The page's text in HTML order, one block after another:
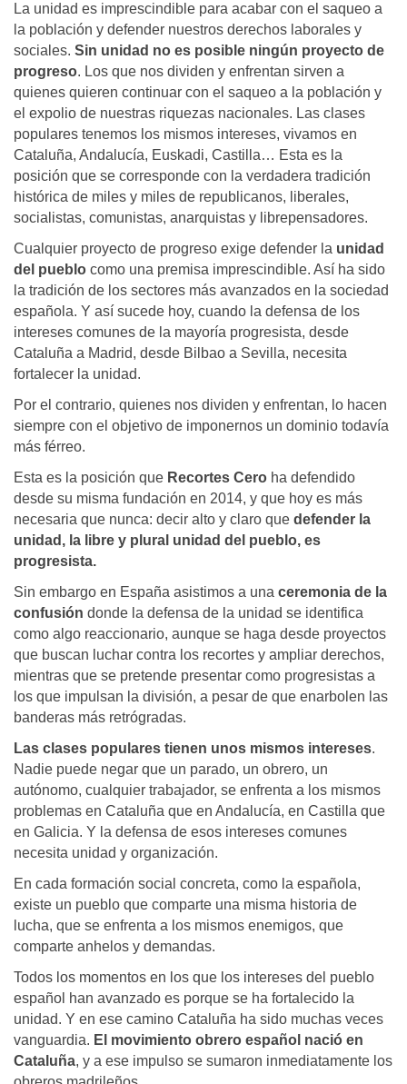
La unidad es imprescindible para acabar con el saqueo a
la población y defender nuestros derechos laborales y
sociales. Sin unidad no es posible ningún proyecto de
progreso. Los que nos dividen y enfrentan sirven a
quienes quieren continuar con el saqueo a la población y
el expolio de nuestras riquezas nacionales. Las clases
populares tenemos los mismos intereses, vivamos en
Cataluña, Andalucía, Euskadi, Castilla… Esta es la
posición que se corresponde con la verdadera tradición
histórica de miles y miles de republicanos, liberales,
socialistas, comunistas, anarquistas y librepensadores.
Cualquier proyecto de progreso exige defender la unidad
del pueblo como una premisa imprescindible. Así ha sido
la tradición de los sectores más avanzados en la sociedad
española. Y así sucede hoy, cuando la defensa de los
intereses comunes de la mayoría progresista, desde
Cataluña a Madrid, desde Bilbao a Sevilla, necesita
fortalecer la unidad.
Por el contrario, quienes nos dividen y enfrentan, lo hacen
siempre con el objetivo de imponernos un dominio todavía
más férreo.
Esta es la posición que Recortes Cero ha defendido
desde su misma fundación en 2014, y que hoy es más
necesaria que nunca: decir alto y claro que defender la
unidad, la libre y plural unidad del pueblo, es
progresista.
Sin embargo en España asistimos a una ceremonia de la
confusión donde la defensa de la unidad se identifica
como algo reaccionario, aunque se haga desde proyectos
que buscan luchar contra los recortes y ampliar derechos,
mientras que se pretende presentar como progresistas a
los que impulsan la división, a pesar de que enarbolen las
banderas más retrógradas.
Las clases populares tienen unos mismos intereses.
Nadie puede negar que un parado, un obrero, un
autónomo, cualquier trabajador, se enfrenta a los mismos
problemas en Cataluña que en Andalucía, en Castilla que
en Galicia. Y la defensa de esos intereses comunes
necesita unidad y organización.
En cada formación social concreta, como la española,
existe un pueblo que comparte una misma historia de
lucha, que se enfrenta a los mismos enemigos, que
comparte anhelos y demandas.
Todos los momentos en los que los intereses del pueblo
español han avanzado es porque se ha fortalecido la
unidad. Y en ese camino Cataluña ha sido muchas veces
vanguardia. El movimiento obrero español nació en
Cataluña, y a ese impulso se sumaron inmediatamente los